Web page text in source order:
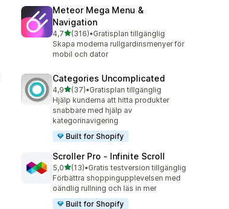
Meteor Mega Menu &
Navigation
4,7av 5 stjärnor
(316)
316 recensioner totalt
•Gratisplan tillgänglig
Skapa moderna rullgardinsmenyer för
mobil och dator
Categories Uncomplicated
4,9av 5 stjärnor
(37)
37 recensioner totalt
•Gratisplan tillgänglig
Hjälp kunderna att hitta produkter
snabbare med hjälp av
kategorinavigering
Built for Shopify
Scroller Pro ‑ Infinite Scroll
5,0av 5 stjärnor
(13)
13 recensioner totalt
•Gratis testversion tillgänglig
Förbättra shoppingupplevelsen med
oändlig rullning och läs in mer
Built for Shopify